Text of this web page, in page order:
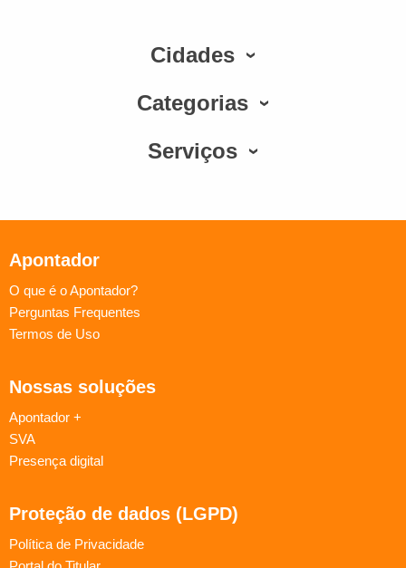
Cidades
Categorias
Serviços
Apontador
O que é o Apontador?
Perguntas Frequentes
Termos de Uso
Nossas soluções
Apontador +
SVA
Presença digital
Proteção de dados (LGPD)
Política de Privacidade